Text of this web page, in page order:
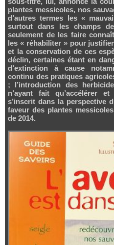
plantes messicoles, nos
d’autres termes les «
surtout dans les champs
seulement de les faire
les « réhabiliter » pour
et la conservation de ces
déclin, certaines étant en
d’extinction à cause
continu des pratiques
; l’introduction des
n’ayant fait qu’accélérer
s’inscrit dans la perspective
faveur des plantes
de 2014.